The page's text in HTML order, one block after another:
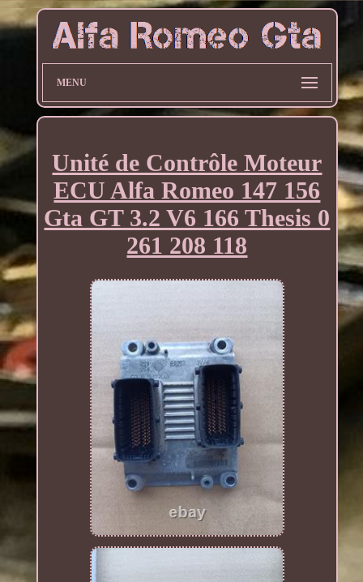
MENU
Unité de Contrôle Moteur
ECU Alfa Romeo 147 156
Gta GT 3.2 V6 166 Thesis 0
261 208 118